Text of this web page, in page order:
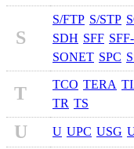
S
S/FTP S/STP
SDH SFF
SONET SPC
T TCO TERA
TR TS
U U UPC USG